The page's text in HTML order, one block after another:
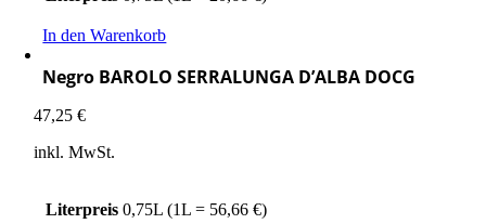
In den Warenkorb
Negro BAROLO SERRALUNGA D’ALBA DOCG
47,25€
inkl. MwSt.
Literpreis 0,75L (1L = 56,66 €)